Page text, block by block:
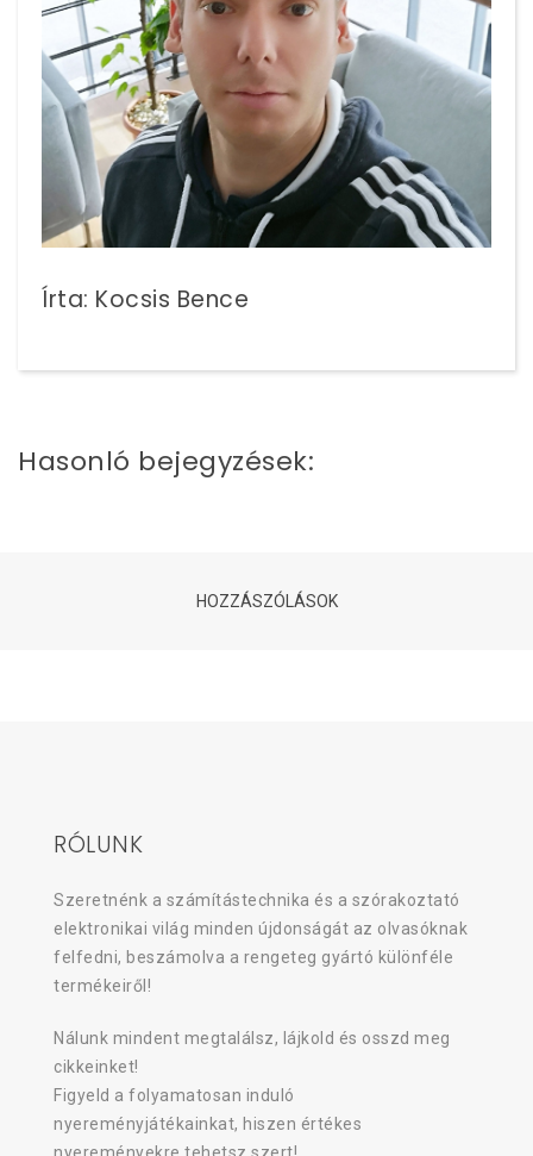
Írta: Kocsis Bence
Hasonló bejegyzések:
HOZZÁSZÓLÁSOK
RÓLUNK
Szeretnénk a számítástechnika és a szórakoztató
elektronikai világ minden újdonságát az olvasóknak
felfedni, beszámolva a rengeteg gyártó különféle
termékeiről!
Nálunk mindent megtalálsz, lájkold és osszd meg
cikkeinket!
Figyeld a folyamatosan induló
nyereményjátékainkat, hiszen értékes